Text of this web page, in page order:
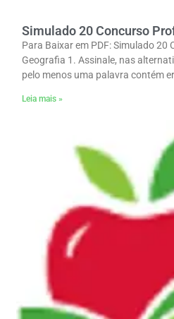
Simulado 20 Concurso
Para Baixar em PDF: Simulado 20
Geografia 1. Assinale, nas
pelo menos uma palavra contém
Leia mais »